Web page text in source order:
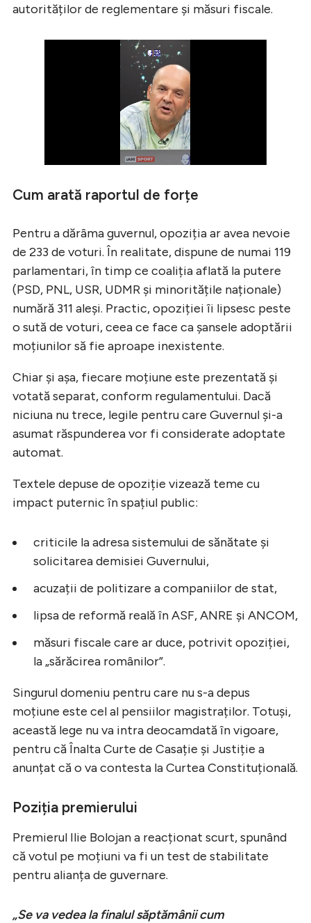
autorităților de reglementare și măsuri fiscale.
Cum arată raportul de forțe
Pentru a dărâma guvernul, opoziția ar avea nevoie
de 233 de voturi. În realitate, dispune de numai 119
parlamentari, în timp ce coaliția aflată la putere
(PSD, PNL, USR, UDMR și minoritățile naționale)
numără 311 aleși. Practic, opoziției îi lipsesc peste
o sută de voturi, ceea ce face ca șansele adoptării
moțiunilor să fie aproape inexistente.
Chiar și așa, fiecare moțiune este prezentată și
votată separat, conform regulamentului. Dacă
niciuna nu trece, legile pentru care Guvernul și-a
asumat răspunderea vor fi considerate adoptate
automat.
Textele depuse de opoziție vizează teme cu
impact puternic în spațiul public:
criticile la adresa sistemului de sănătate și
solicitarea demisiei Guvernului,
acuzații de politizare a companiilor de stat,
lipsa de reformă reală în ASF, ANRE și ANCOM,
măsuri fiscale care ar duce, potrivit opoziției,
la „sărăcirea românilor”.
Singurul domeniu pentru care nu s-a depus
moțiune este cel al pensiilor magistraților. Totuși,
această lege nu va intra deocamdată în vigoare,
pentru că Înalta Curte de Casație și Justiție a
anunțat că o va contesta la Curtea Constituțională.
Poziția premierului
Premierul Ilie Bolojan a reacționat scurt, spunând
că votul pe moțiuni va fi un test de stabilitate
pentru alianța de guvernare.
„Se va vedea la finalul săptămânii cum